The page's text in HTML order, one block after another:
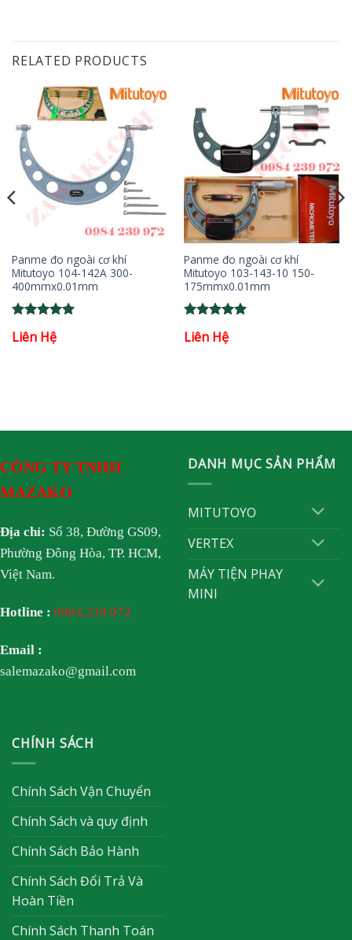
RELATED PRODUCTS
Panme đo ngoài cơ khí
Mitutoyo 104-142A 300-
400mmx0.01mm
out of 5
Liên Hệ
Panme đo ngoài cơ khí
Mitutoyo 103-143-10 150-
175mmx0.01mm
out of 5
Liên Hệ
CÔNG TY TNHH
MAZAKO
Địa chỉ: Số 38, Đường GS09,
Phường Đông Hòa, TP. HCM,
Việt Nam.
Hotline : 0984.239.972
Email :
salemazako@gmail.com
DANH MỤC SẢN PHẨM
MITUTOYO
VERTEX
MÁY TIỆN PHAY
MINI
CHÍNH SÁCH
Chính Sách Vận Chuyển
Chính Sách và quy định
Chính Sách Bảo Hành
Chính Sách Đổi Trả Và
Hoàn Tiền
Chính Sách Thanh Toán